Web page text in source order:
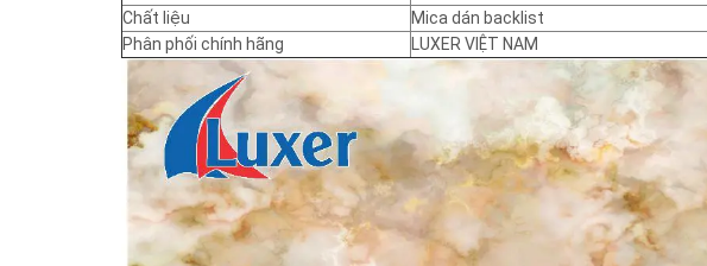
Chất liệu
Mica dán backlist
Phân phối chính hãng
LUXER VIỆT NAM